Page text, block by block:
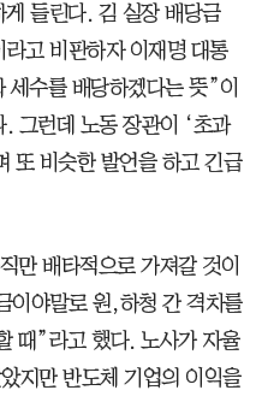
들린다. 김 실장 배당금
고 비판하자 이재명 대통
수를 배당하겠다는 뜻”이
그런데 노동 장관이 ‘초과
또 비슷한 발언을 하고 긴급
만 배타적으로 가져갈 것이
이야말로 원,하청 간 격차를
때”라고 했다. 노사가 자율
지만 반도체 기업의 이익을